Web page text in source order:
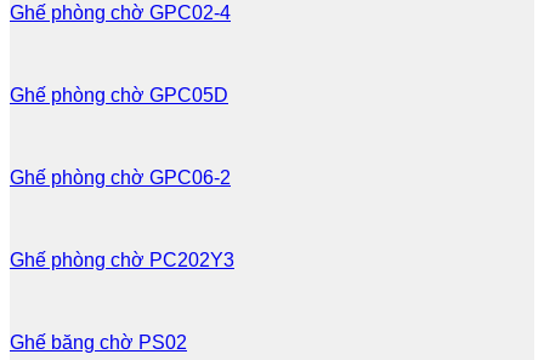
Ghế phòng chờ GPC02-4
Ghế phòng chờ GPC05D
Ghế phòng chờ GPC06-2
Ghế phòng chờ PC202Y3
Ghế băng chờ PS02